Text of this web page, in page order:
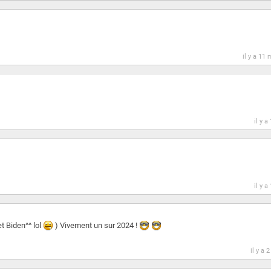
il y a 11
il y a
il y a
Biden^^ lol ) Vivement un sur 2024 !
il y a